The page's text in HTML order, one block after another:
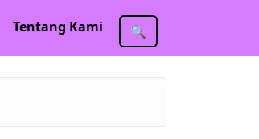
Tentang Kami 🔍